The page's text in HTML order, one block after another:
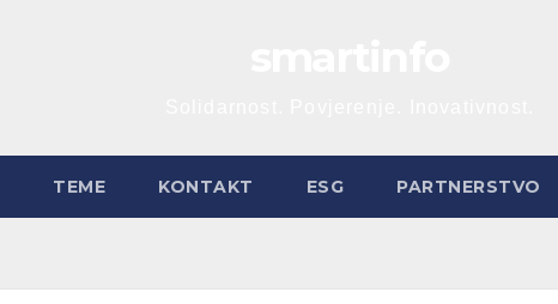
TEME KONTAKT ESG PARTNERSTVO